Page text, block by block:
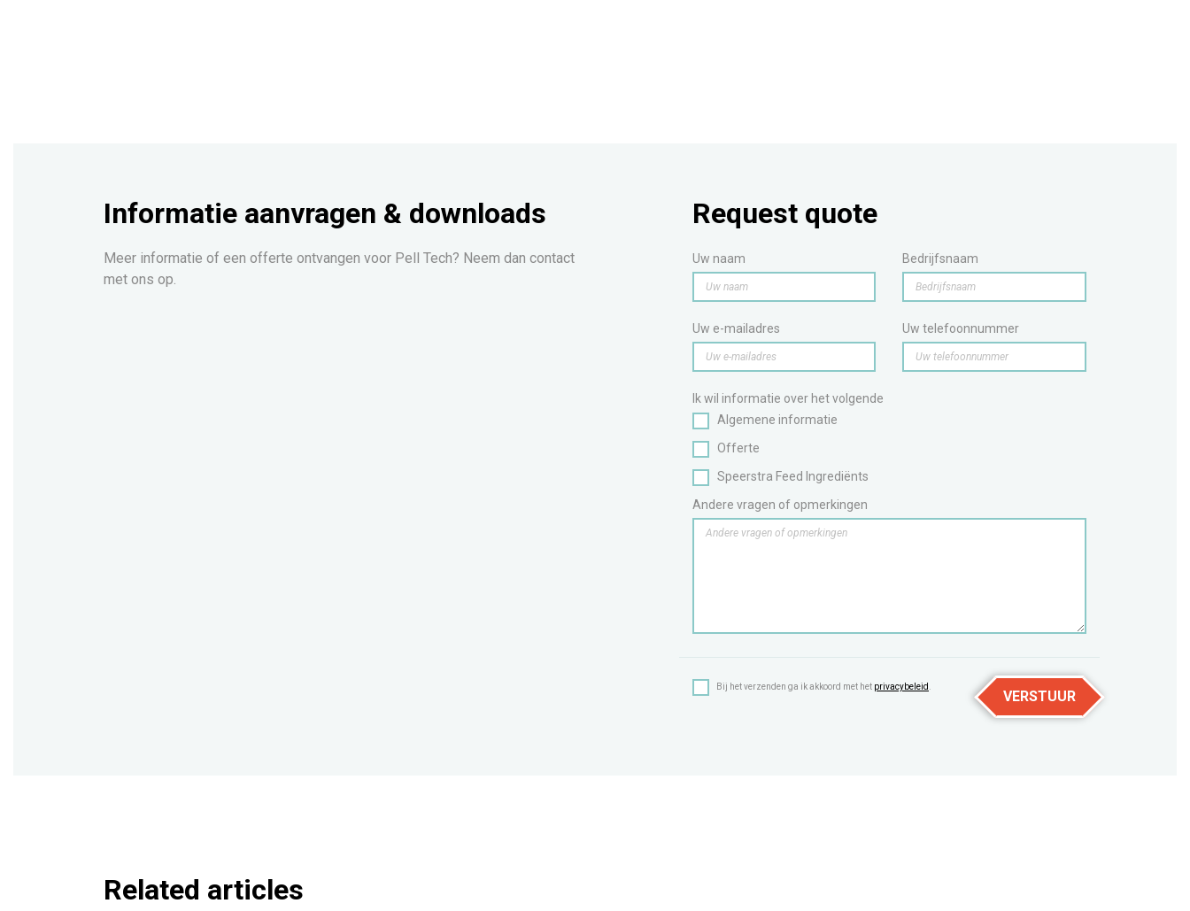
Informatie aanvragen & downloads
Meer informatie of een offerte ontvangen voor Pell Tech? Neem dan contact
met ons op.
Request quote
Uw naam Bedrijfsnaam
Uw e-mailadres Uw telefoonnummer
Ik wil informatie over het volgende
Algemene informatie
Offerte
Speerstra Feed Ingrediënts
Andere vragen of opmerkingen
Bij het verzenden ga ik akkoord met het privacybeleid
VERSTUUR
Related articles